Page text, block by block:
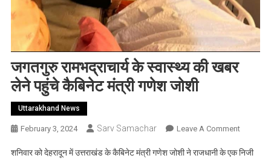
जगतगुरु रामभद्राचार्य के स्वास्थ्य की खबर
लेने पहुंचे कैबिनेट मंत्री गणेश जोशी
Uttarakhand News
February 3, 2024 Sarv Samachar Leave A CommentOn
शनिवार को देहरादून में उत्तराखंड के कैबिनेट मंत्री गणेश जोशी ने राजधानी के एक निजी